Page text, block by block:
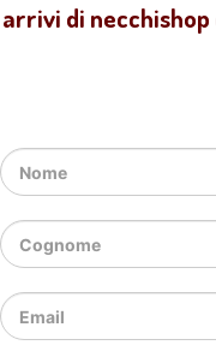
arrivi di